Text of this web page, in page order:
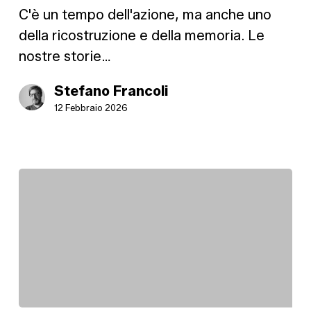
C'è un tempo dell'azione, ma anche uno
della ricostruzione e della memoria. Le
nostre storie…
Stefano Francoli
12 Febbraio 2026